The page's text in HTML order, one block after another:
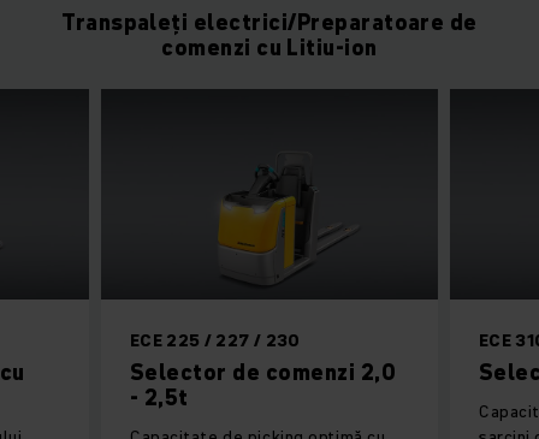
Transpaleți electrici/Preparatoare de
comenzi cu Litiu-ion
ECE 225 / 227 / 230
Selector de comenzi 2,0
- 2,5t
ECE